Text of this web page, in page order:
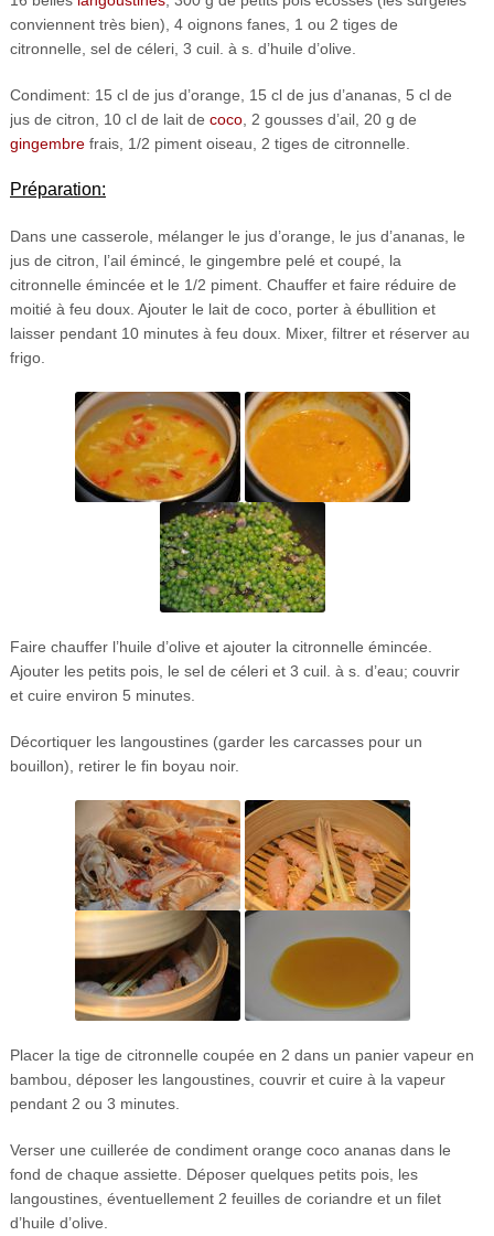
conviennent très bien), 4 oignons fanes, 1 ou 2 tiges de
citronnelle, sel de céleri, 3 cuil. à s. d’huile d’olive.
Condiment: 15 cl de jus d’orange, 15 cl de jus d’ananas, 5 cl de
jus de citron, 10 cl de lait de coco, 2 gousses d’ail, 20 g de
gingembrefrais, 1/2 piment oiseau, 2 tiges de citronnelle.
Préparation:
Dans une casserole, mélanger le jus d’orange, le jus d’ananas, le
jus de citron, l’ail émincé, le gingembre pelé et coupé, la
citronnelle émincée et le 1/2 piment. Chauffer et faire réduire de
moitié à feu doux. Ajouter le lait de coco, porter à ébullition et
laisser pendant 10 minutes à feu doux. Mixer, filtrer et réserver au
frigo.
Faire chauffer l’huile d’olive et ajouter la citronnelle émincée.
Ajouter les petits pois, le sel de céleri et 3 cuil. à s. d’eau; couvrir
et cuire environ 5 minutes.
Décortiquer les langoustines (garder les carcasses pour un
bouillon), retirer le fin boyau noir.
Placer la tige de citronnelle coupée en 2 dans un panier vapeur en
bambou, déposer les langoustines, couvrir et cuire à la vapeur
pendant 2 ou 3 minutes.
Verser une cuillerée de condiment orange coco ananas dans le
fond de chaque assiette. Déposer quelques petits pois, les
langoustines, éventuellement 2 feuilles de coriandre et un filet
d’huile d’olive.